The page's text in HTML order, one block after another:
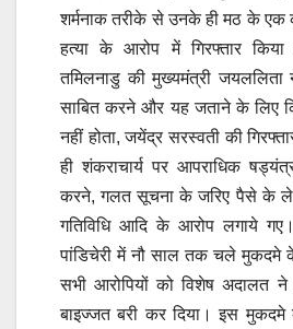
शर्मनाक तरीके से उनके ही मठ के एक
हत्या के आरोप में गिरफ्तार
तमिलनाडु की मुख्यमंत्री जयललिता
साबित करने और यह जताने के लिए
नहीं होता, जयेंद्र सरस्वती की
ही शंकराचार्य पर आपराधिक
करने, गलत सूचना के जरिए पैसे के
गतिविधि आदि के आरोप लगाये
पांडिचेरी में नौ साल तक चले मुकदमे
सभी आरोपियों को विशेष अदालत
बाइज्जत बरी कर दिया। इस